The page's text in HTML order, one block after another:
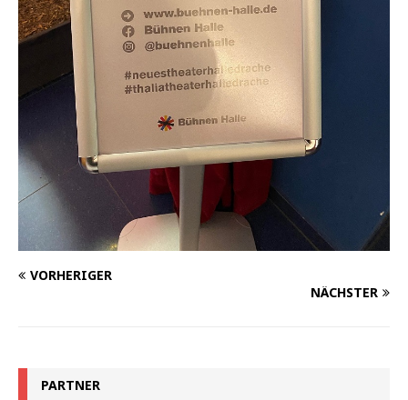
VORHERIGER
NÄCHSTER
PARTNER